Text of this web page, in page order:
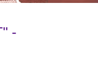
-